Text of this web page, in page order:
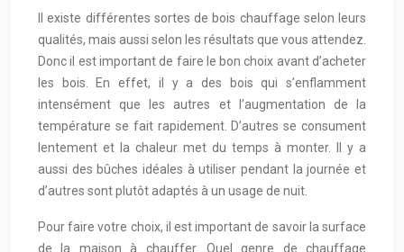
Il existe différentes sortes de bois chauffage selon leurs
qualités, mais aussi selon les résultats que vous attendez.
Donc il est important de faire le bon choix avant d’acheter
les bois. En effet, il y a des bois qui s’enflamment
intensément que les autres et l’augmentation de la
température se fait rapidement. D’autres se consument
lentement et la chaleur met du temps à monter. Il y a
aussi des bûches idéales à utiliser pendant la journée et
d’autres sont plutôt adaptés à un usage de nuit.
Pour faire votre choix, il est important de savoir la surface
de la maison à chauffer. Quel genre de chauffage